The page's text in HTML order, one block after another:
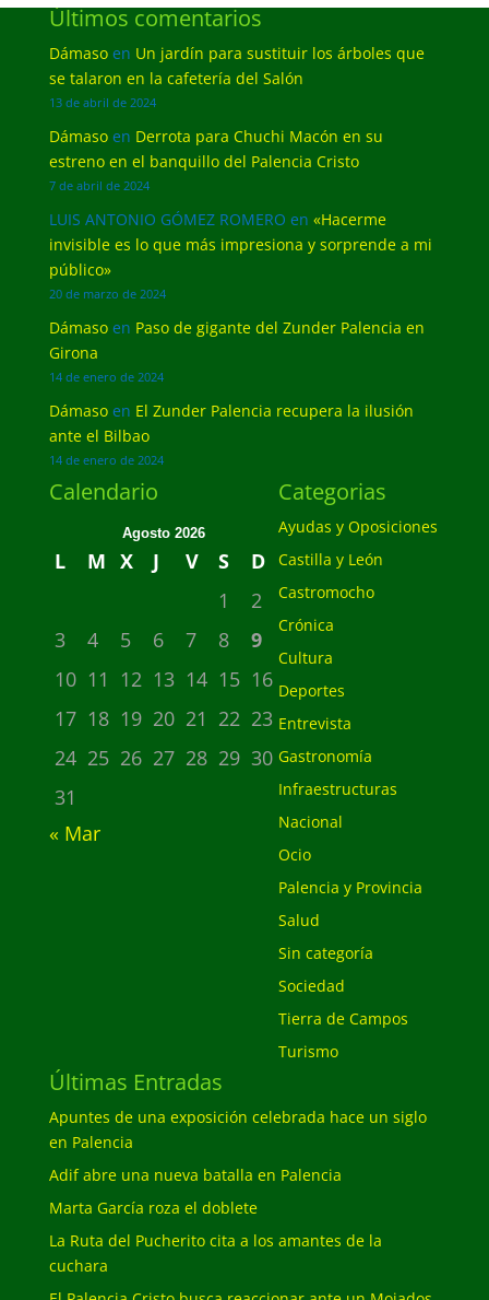
Últimos comentarios
Dámasoen Un jardín para sustituir los árboles que
se talaron en la cafetería del Salón
13 de abril de 2024
Dámasoen Derrota para Chuchi Macón en su
estreno en el banquillo del Palencia Cristo
7 de abril de 2024
LUIS ANTONIO GÓMEZ ROMERO en «Hacerme
invisible es lo que más impresiona y sorprende a mi
público»
20 de marzo de 2024
Dámasoen Paso de gigante del Zunder Palencia en
Girona
14 de enero de 2024
Dámasoen El Zunder Palencia recupera la ilusión
ante el Bilbao
14 de enero de 2024
Calendario
Agosto 2026
L M X J V S
D
1
2
3
4 5 6 7 8
9
10 11 12 13 14 15 16
17 18 19 20 21 22 23
24 25 26 27 28 29 30
31
« Mar
Categorias
Ayudas y Oposiciones
Castilla y León
Castromocho
Crónica
Cultura
Deportes
Entrevista
Gastronomía
Infraestructuras
Nacional
Ocio
Palencia y Provincia
Salud
Sin categoría
Sociedad
Tierra de Campos
Turismo
Últimas Entradas
Apuntes de una exposición celebrada hace un siglo
en Palencia
Adif abre una nueva batalla en Palencia
Marta García roza el doblete
La Ruta del Pucherito cita a los amantes de la
cuchara